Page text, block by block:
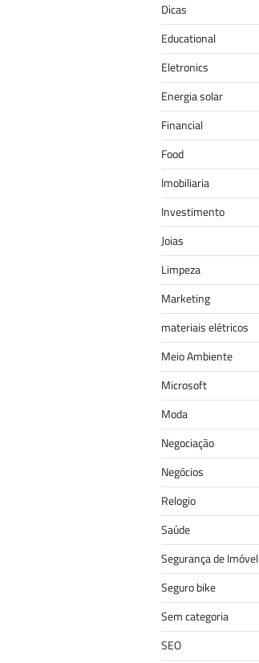
Dicas
Educational
Eletronics
Energia solar
Financial
Food
Imobiliaria
Investimento
Joias
Limpeza
Marketing
materiais elétricos
Meio Ambiente
Microsoft
Moda
Negociação
Negócios
Relogio
Saúde
Segurança de Imóvel
Seguro bike
Sem categoria
SEO